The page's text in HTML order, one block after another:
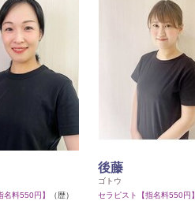
料550円】
（歴）
後藤
ゴトウ
セラピスト【指名料550円】